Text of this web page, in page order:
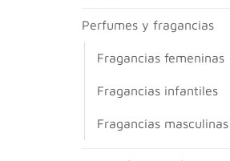
perfumes y fragancias
fragancias femeninas
fragancias infantiles
fragancias masculinas